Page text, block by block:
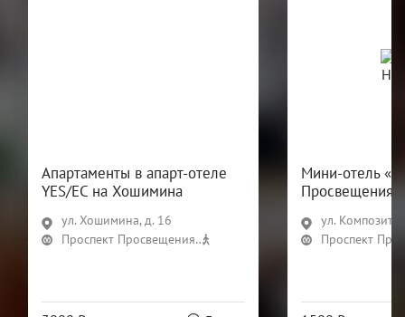
Апартаменты в апарт-отеле
YES/ЕС на Хошимина
ул. Хошимина, д. 16
Проспект Просвещения
Мини-отель
Просвещения
ул.
Проспект